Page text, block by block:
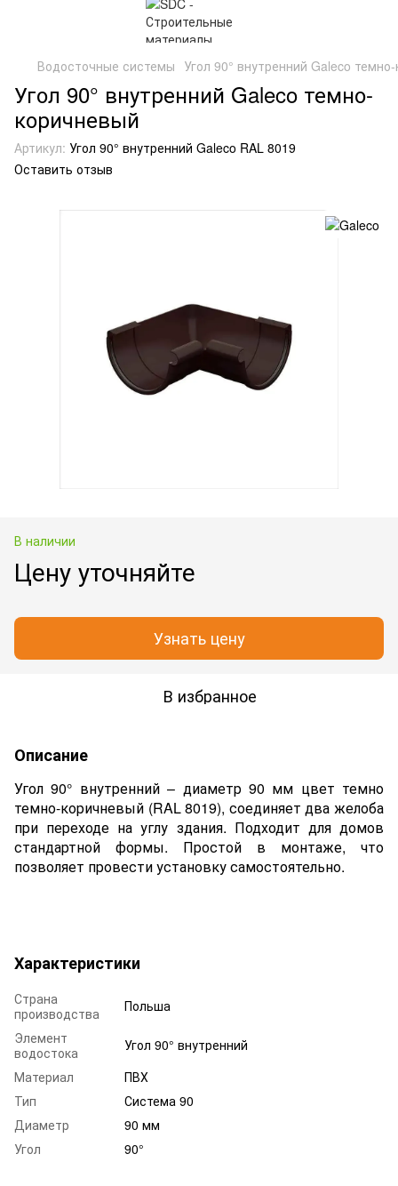
Водосточные системы Угол 90° внутренний Galeco
Угол 90° внутренний Galeco темно-
коричневый
Артикул: Угол 90° внутренний Galeco RAL 8019
Оставить отзыв
В наличии
Цену уточняйте
Узнать цену
В избранное
Описание
Угол 90° внутренний – диаметр 90 мм цвет темно
темно-коричневый (RAL 8019), соединяет два желоба
при переходе на углу здания. Подходит для домов
стандартной формы. Простой в монтаже, что
позволяет провести установку самостоятельно.
Характеристики
Страна
производства
Польша
Элемент
водостока
Угол 90° внутренний
Материал
ПВХ
Тип
Система 90
Диаметр
90 мм
Угол
90°